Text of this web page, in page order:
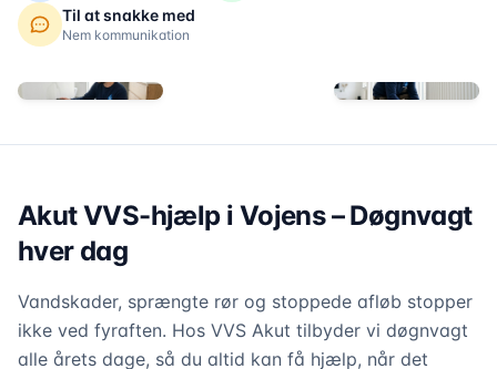
Til at snakke med
Nem kommunikation
Akut VVS-hjælp i Vojens – Døgnvagt
hver dag
Vandskader, sprængte rør og stoppede afløb stopper
ikke ved fyraften. Hos VVS Akut tilbyder vi døgnvagt
alle årets dage, så du altid kan få hjælp, når det